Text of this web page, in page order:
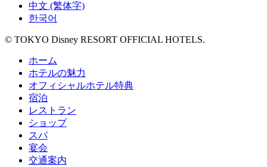
中文 (繁体字)
한국어
© TOKYO Disney RESORT OFFICIAL HOTELS.
ホーム
ホテルの魅力
オフィシャルホテル特典
宿泊
レストラン
ショップ
スパ
宴会
交通案内